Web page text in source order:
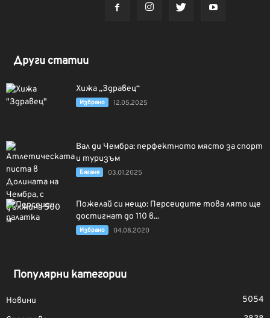
Други статии
Хижа „Здравец“
Избрано 12.05.2025
Вал ди Чембра: перфектното място за спорт
и туризъм
Бягане 03.01.2025
Пожелай си нещо: Персеидите това лято ще
достигнат до 110 в...
Избрано 04.08.2020
Популярни категории
Новини
5054